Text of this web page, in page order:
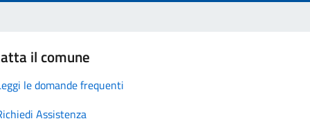
il comune
le domande frequenti
Assistenza